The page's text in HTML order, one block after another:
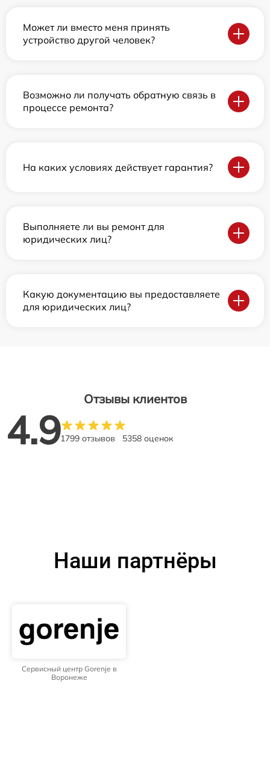
Может ли вместо меня принять
устройство другой человек?
Возможно ли получать обратную связь в
процессе ремонта?
На каких условиях действует гарантия?
Выполняете ли вы ремонт для
юридических лиц?
Какую документацию вы предоставляете
для юридических лиц?
Отзывы клиентов
4.91799 отзывов 5358 оценок
Наши партнёры
Сервисный центр Gorenje в
Воронеже